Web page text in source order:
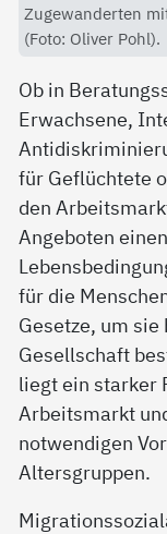
Zugewanderten
(Foto: Oliver Pohl).
Ob in
Erwachsene,
für Geflüchtete
den
Angeboten
für die
Gesetze, um
Gesellschaft
liegt ein starker
Arbeitsmarkt
notwendigen
Altersgruppen.